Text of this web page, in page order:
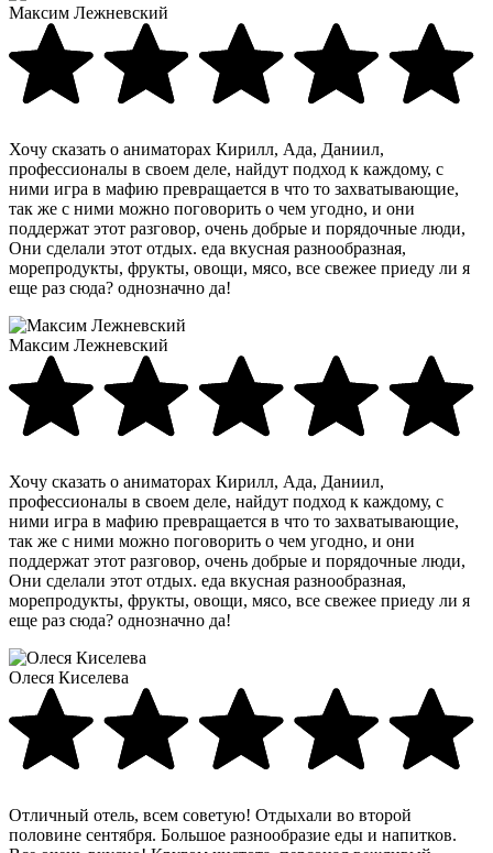
Максим Лежневский
Хочу сказать о аниматорах Кирилл, Ада, Даниил,
профессионалы в своем деле, найдут подход к каждому, с
ними игра в мафию превращается в что то захватывающие,
так же с ними можно поговорить о чем угодно, и они
поддержат этот разговор, очень добрые и порядочные люди,
Они сделали этот отдых. еда вкусная разнообразная,
морепродукты, фрукты, овощи, мясо, все свежее приеду ли я
еще раз сюда? однозначно да!
Максим Лежневский
Хочу сказать о аниматорах Кирилл, Ада, Даниил,
профессионалы в своем деле, найдут подход к каждому, с
ними игра в мафию превращается в что то захватывающие,
так же с ними можно поговорить о чем угодно, и они
поддержат этот разговор, очень добрые и порядочные люди,
Они сделали этот отдых. еда вкусная разнообразная,
морепродукты, фрукты, овощи, мясо, все свежее приеду ли я
еще раз сюда? однозначно да!
Олеся Киселева
Отличный отель, всем советую! Отдыхали во второй
половине сентября. Большое разнообразие еды и напитков.